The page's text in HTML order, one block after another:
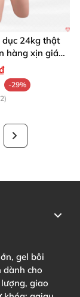
dục 24kg thật
hàng xịn giá
-29%
gel bôi
dành cho
giao